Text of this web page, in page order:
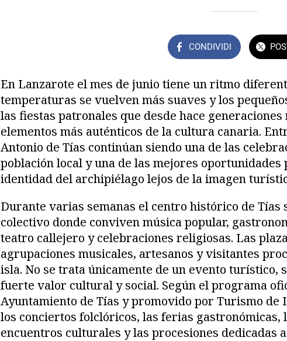
CONDIVIDI
En Lanzarote el mes de junio tiene un ritmo
temperaturas se vuelven más suaves y los
las fiestas patronales que desde hace
elementos más auténticos de la cultura canaria.
Antonio de Tías continúan siendo una de las
población local y una de las mejores
identidad del archipiélago lejos de la imagen
Durante varias semanas el centro histórico de
colectivo donde conviven música popular,
teatro callejero y celebraciones religiosas. Las
agrupaciones musicales, artesanos y visitantes
isla. No se trata únicamente de un evento turístico,
fuerte valor cultural y social. Según el programa
Ayuntamiento de Tías y promovido por Turismo de
los conciertos folclóricos, las ferias gastronómicas,
encuentros culturales y las procesiones dedicadas